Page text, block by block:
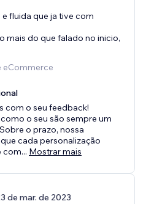
fluida que ja tive com
mais do que falado no inicio,
eCommerce
com o seu feedback!
o seu são sempre um
o prazo, nossa
cada personalização
com... Mostrar mais
de mar. de 2023